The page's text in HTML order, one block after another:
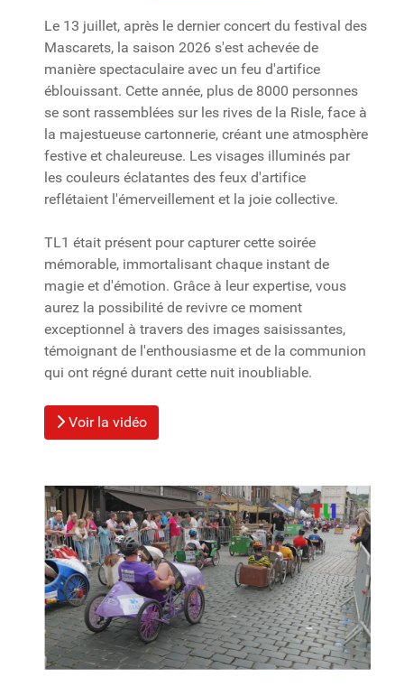
Le 13 juillet, après le dernier concert du festival des
Mascarets, la saison 2026 s'est achevée de
manière spectaculaire avec un feu d'artifice
éblouissant. Cette année, plus de 8000 personnes
se sont rassemblées sur les rives de la Risle, face à
la majestueuse cartonnerie, créant une atmosphère
festive et chaleureuse. Les visages illuminés par
les couleurs éclatantes des feux d'artifice
reflétaient l'émerveillement et la joie collective.
TL1 était présent pour capturer cette soirée
mémorable, immortalisant chaque instant de
magie et d'émotion. Grâce à leur expertise, vous
aurez la possibilité de revivre ce moment
exceptionnel à travers des images saisissantes,
témoignant de l'enthousiasme et de la communion
qui ont régné durant cette nuit inoubliable.
Voir la vidéo